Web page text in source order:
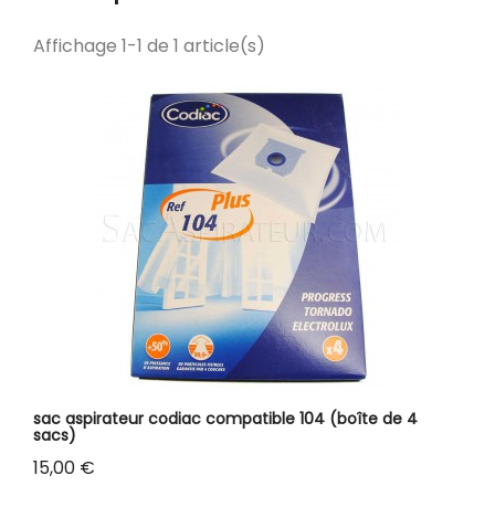
Affichage 1-1 de 1 article(s)
sac aspirateur codiac compatible 104 (boîte de 4
sacs)
Prix
15,00 €